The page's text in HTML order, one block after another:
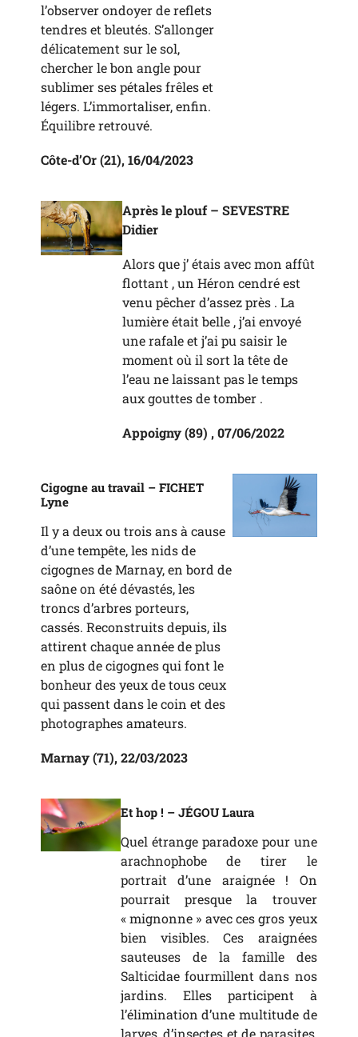
l’observer ondoyer de reflets
tendres et bleutés. S’allonger
délicatement sur le sol,
chercher le bon angle pour
sublimer ses pétales frêles et
légers. L’immortaliser, enfin.
Équilibre retrouvé.
Côte-d’Or (21), 16/04/2023
Après le plouf – SEVESTRE
Didier
Alors que j’ étais avec mon affût
flottant , un Héron cendré est
venu pêcher d’assez près . La
lumière était belle , j’ai envoyé
une rafale et j’ai pu saisir le
moment où il sort la tête de
l’eau ne laissant pas le temps
aux gouttes de tomber .
Appoigny (89) , 07/06/2022
Cigogne au travail –FICHET
Lyne
Il y a deux ou trois ans à cause
d’une tempête, les nids de
cigognes de Marnay, en bord de
saône on été dévastés, les
troncs d’arbres porteurs,
cassés. Reconstruits depuis, ils
attirent chaque année de plus
en plus de cigognes qui font le
bonheur des yeux de tous ceux
qui passent dans le coin et des
photographes amateurs.
Marnay (71), 22/03/2023
Et hop ! – JÉGOU Laura
Quel étrange paradoxe pour une
arachnophobe de tirer le
portrait d’une araignée ! On
pourrait presque la trouver
« mignonne » avec ces gros yeux
bien visibles. Ces araignées
sauteuses de la famille des
Salticidae fourmillent dans nos
jardins. Elles participent à
l’élimination d’une multitude de
larves, d’insectes et de parasites,